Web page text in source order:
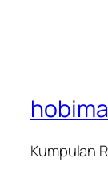
Kumpulan